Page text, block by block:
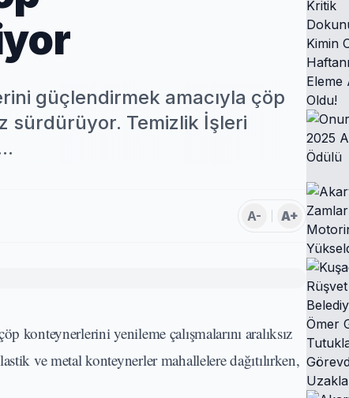
güçlendirmek amacıyla çöp
sürdürüyor. Temizlik İşleri
A- A+
konteynerlerini yenileme çalışmalarını aralıksız
ve metal konteynerler mahallelere dağıtılırken,